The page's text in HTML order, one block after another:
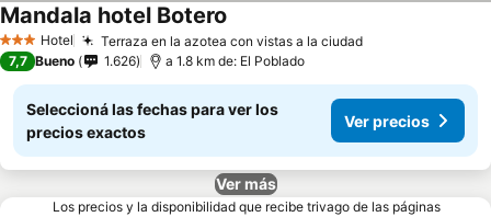
3 Estrellas
Hotel Terraza en la azotea con vistas a la ciudad
Mandala hotel Botero
7,7 Bueno 1.626 a 1.8 km de: El Poblado
Seleccioná las fechas para ver los
precios exactos
Ver precios
Ver más
Los precios y la disponibilidad que recibe trivago de las páginas